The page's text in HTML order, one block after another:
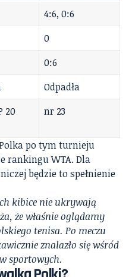
4:6, 0:6
0
0:6
Odpadła
20 nr 23
po tym turnieju
rankingu WTA. Dla
będzie to spełnienie
kibice nie ukrywają
że właśnie oglądamy
tenisa. Po meczu
znalazło się wśród
sportowych.